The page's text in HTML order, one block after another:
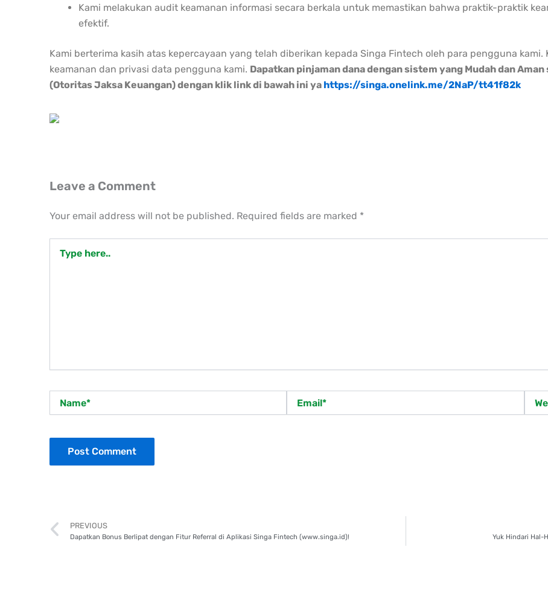
Kami melakukan audit keamanan informasi secara berkala untuk memastikan bahwa praktik-praktik
efektif.
Kami berterima kasih atas kepercayaan yang telah diberikan kepada Singa Fintech oleh para pengguna
keamanan dan privasi data pengguna kami. Dapatkan pinjaman dana dengan sistem yang Mudah dan
(Otoritas Jaksa Keuangan) dengan klik link di bawah ini ya https://singa.onelink.me/2NaP/tt41f82k
Leave a Comment
Your email address will not be published. Required fields are marked *
here..
Prev
PREVIOUS
Dapatkan Bonus Berlipat dengan Fitur Referral di Aplikasi Singa Fintech (www.singa.id)! Yuk Hindari Hal-